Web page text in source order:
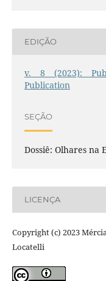
EDIÇÃO
v. 8 (2023):
Publication
SEÇÃO
Dossiê: Olhares na
LICENÇA
Copyright (c) 2023
Locatelli